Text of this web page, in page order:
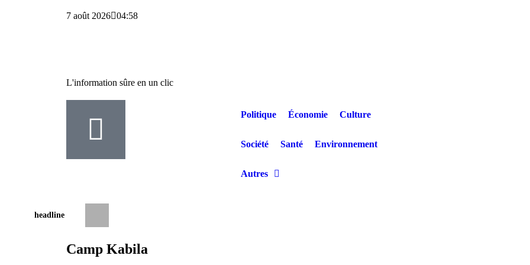
7 août 2026 04:58
L'information sûre en un clic
Politique Économie Culture
Société Santé Environnement
Autres
headline
Camp Kabila